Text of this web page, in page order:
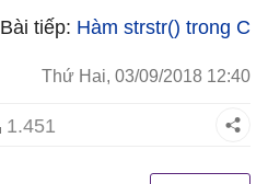
Bài tiếp: Hàm strstr() trong C
Thứ Hai, 03/09/2018 12:40
1.451